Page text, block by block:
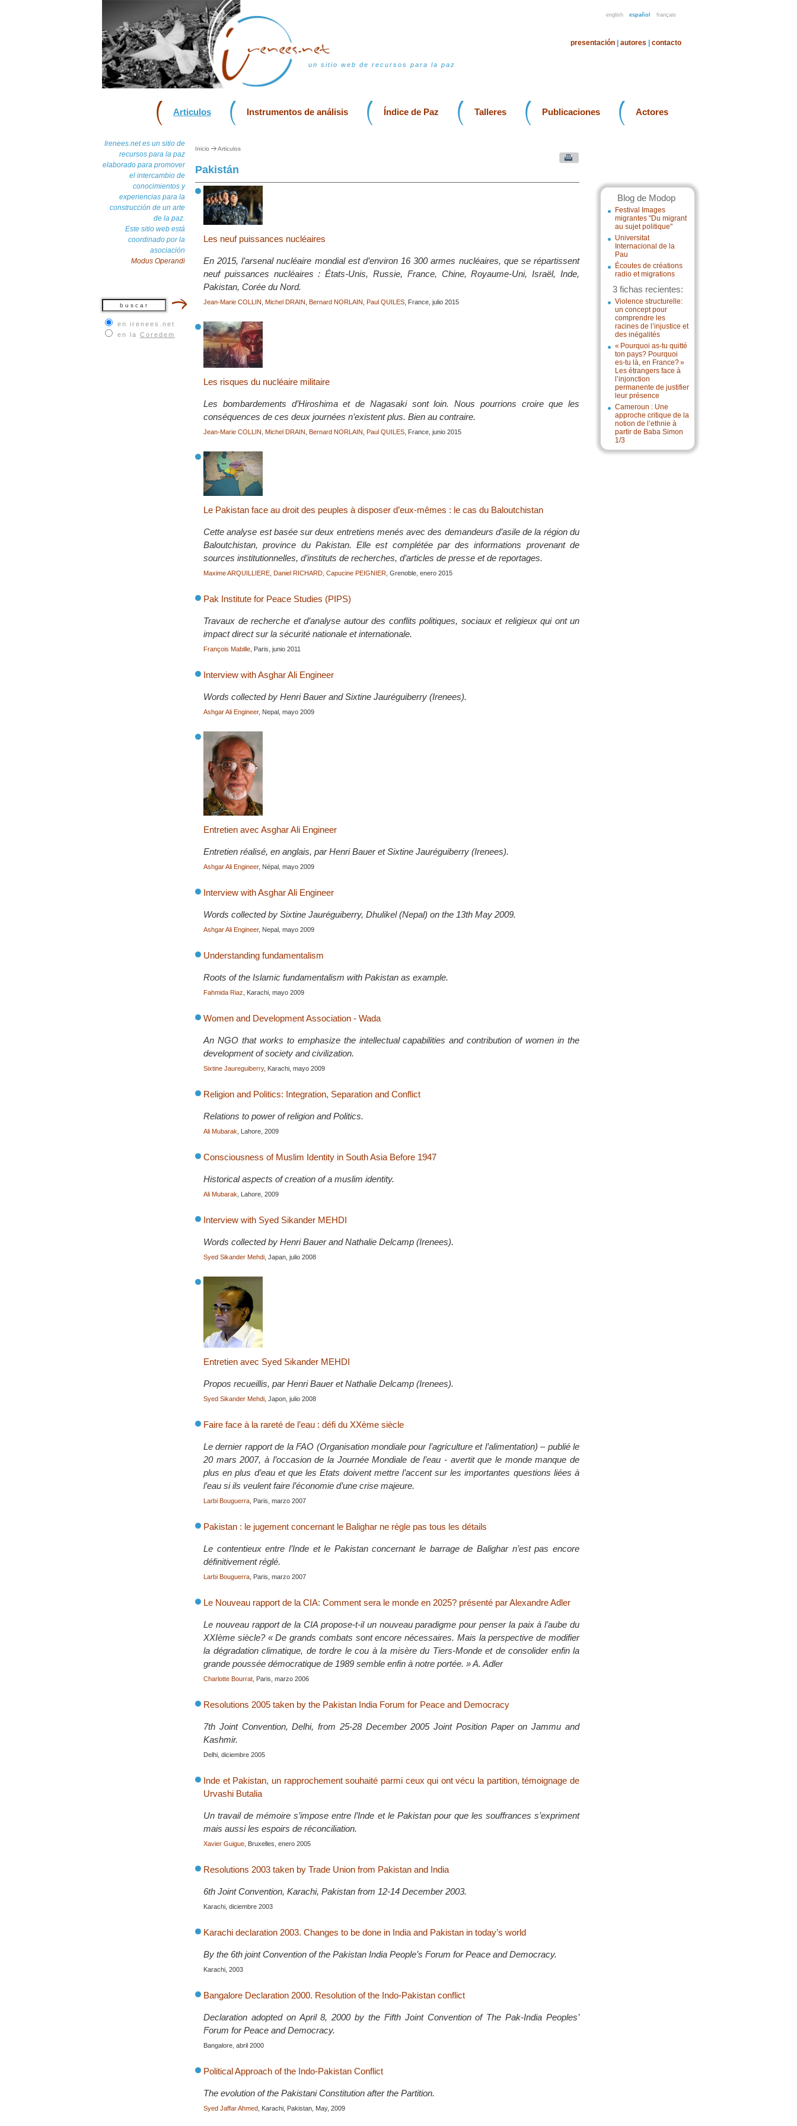
english español français
un sitio web de recursos para la paz
presentación autores contacto
Articulos Instrumentos de análisis Índice de Paz Talleres Publicaciones Actores
Irenees.net es un sitio de
recursos para la paz
elaborado para promover
el intercambio de
conocimientos y
experiencias para la
construcción de un arte
de la paz.
Este sitio web está
coordinado por la
asociación
Modus Operandi
en irenees.net
en la Coredem
Blog de Modop
Festival Images
migrantes "Du migrant
au sujet politique"
Universitat
Internacional de la
Pau
Écoutes de créations
radio et migrations
3 fichas recientes:
Violence structurelle:
un concept pour
comprendre les
racines de l’injustice et
des inégalités
« Pourquoi as-tu quitté
ton pays? Pourquoi
es-tu là, en France? »
Les étrangers face à
l’injonction
permanente de justifier
leur présence
Cameroun : Une
approche critique de la
notion de l’ethnie à
partir de Baba Simon
1/3
Inicio Articulos
Pakistán
Les neuf puissances nucléaires
En 2015, l’arsenal nucléaire mondial est d’environ 16 300 armes nucléaires, que se répartissent
neuf puissances nucléaires : États-Unis, Russie, France, Chine, Royaume-Uni, Israël, Inde,
Pakistan, Corée du Nord.
Jean-Marie COLLIN Michel DRAIN Bernard NORLAIN Paul QUILES , France, julio 2015
Les risques du nucléaire militaire
Les bombardements d’Hiroshima et de Nagasaki sont loin. Nous pourrions croire que les
conséquences de ces deux journées n’existent plus. Bien au contraire.
Jean-Marie COLLIN Michel DRAIN Bernard NORLAIN Paul QUILES , France, junio 2015
Le Pakistan face au droit des peuples à disposer d’eux-mêmes : le cas du Baloutchistan
Cette analyse est basée sur deux entretiens menés avec des demandeurs d’asile de la région du
Baloutchistan, province du Pakistan. Elle est complétée par des informations provenant de
sources institutionnelles, d’instituts de recherches, d’articles de presse et de reportages.
Maxime ARQUILLIERE Daniel RICHARD Capucine PEIGNIER , Grenoble, enero 2015
Pak Institute for Peace Studies (PIPS)
Travaux de recherche et d’analyse autour des conflits politiques, sociaux et religieux qui ont un
impact direct sur la sécurité nationale et internationale.
François Mabille , Paris, junio 2011
Interview with Asghar Ali Engineer
Words collected by Henri Bauer and Sixtine Jauréguiberry (Irenees).
Ashgar Ali Engineer, Nepal, mayo 2009
Entretien avec Asghar Ali Engineer
Entretien réalisé, en anglais, par Henri Bauer et Sixtine Jauréguiberry (Irenees).
Ashgar Ali Engineer, Népal, mayo 2009
Interview with Asghar Ali Engineer
Words collected by Sixtine Jauréguiberry, Dhulikel (Nepal) on the 13th May 2009.
Ashgar Ali Engineer, Nepal, mayo 2009
Understanding fundamentalism
Roots of the Islamic fundamentalism with Pakistan as example.
Fahmida Riaz , Karachi, mayo 2009
Women and Development Association - Wada
An NGO that works to emphasize the intellectual capabilities and contribution of women in the
development of society and civilization.
Sixtine Jaureguiberry, Karachi, mayo 2009
Religion and Politics: Integration, Separation and Conflict
Relations to power of religion and Politics.
Ali Mubarak , Lahore, 2009
Consciousness of Muslim Identity in South Asia Before 1947
Historical aspects of creation of a muslim identity.
Ali Mubarak , Lahore, 2009
Interview with Syed Sikander MEHDI
Words collected by Henri Bauer and Nathalie Delcamp (Irenees).
Syed Sikander Mehdi , Japan, julio 2008
Entretien avec Syed Sikander MEHDI
Propos recueillis, par Henri Bauer et Nathalie Delcamp (Irenees).
Syed Sikander Mehdi , Japon, julio 2008
Faire face à la rareté de l’eau : défi du XXème siècle
Le dernier rapport de la FAO (Organisation mondiale pour l’agriculture et l’alimentation) – publié le
20 mars 2007, à l’occasion de la Journée Mondiale de l’eau - avertit que le monde manque de
plus en plus d’eau et que les Etats doivent mettre l’accent sur les importantes questions liées à
l’eau si ils veulent faire l’économie d’une crise majeure.
Larbi Bouguerra , Paris, marzo 2007
Pakistan : le jugement concernant le Balighar ne règle pas tous les détails
Le contentieux entre l’Inde et le Pakistan concernant le barrage de Balighar n’est pas encore
définitivement réglé.
Larbi Bouguerra , Paris, marzo 2007
Le Nouveau rapport de la CIA: Comment sera le monde en 2025? présenté par Alexandre Adler
Le nouveau rapport de la CIA propose-t-il un nouveau paradigme pour penser la paix à l’aube du
XXIème siècle? « De grands combats sont encore nécessaires. Mais la perspective de modifier
la dégradation climatique, de tordre le cou à la misère du Tiers-Monde et de consolider enfin la
grande poussée démocratique de 1989 semble enfin à notre portée. » A. Adler
Charlotte Bourrat , Paris, marzo 2006
Resolutions 2005 taken by the Pakistan India Forum for Peace and Democracy
7th Joint Convention, Delhi, from 25-28 December 2005 Joint Position Paper on Jammu and
Kashmir.
Delhi, diciembre 2005
Inde et Pakistan, un rapprochement souhaité parmi ceux qui ont vécu la partition, témoignage de
Urvashi Butalia
Un travail de mémoire s’impose entre l’Inde et le Pakistan pour que les souffrances s’expriment
mais aussi les espoirs de réconciliation.
Xavier Guigue , Bruxelles, enero 2005
Resolutions 2003 taken by Trade Union from Pakistan and India
6th Joint Convention, Karachi, Pakistan from 12-14 December 2003.
Karachi, diciembre 2003
Karachi declaration 2003. Changes to be done in India and Pakistan in today’s world
By the 6th joint Convention of the Pakistan India People’s Forum for Peace and Democracy.
Karachi, 2003
Bangalore Declaration 2000. Resolution of the Indo-Pakistan conflict
Declaration adopted on April 8, 2000 by the Fifth Joint Convention of The Pak-India Peoples’
Forum for Peace and Democracy.
Bangalore, abril 2000
Political Approach of the Indo-Pakistan Conflict
The evolution of the Pakistani Constitution after the Partition.
Syed Jaffar Ahmed , Karachi, Pakistan, May, 2009